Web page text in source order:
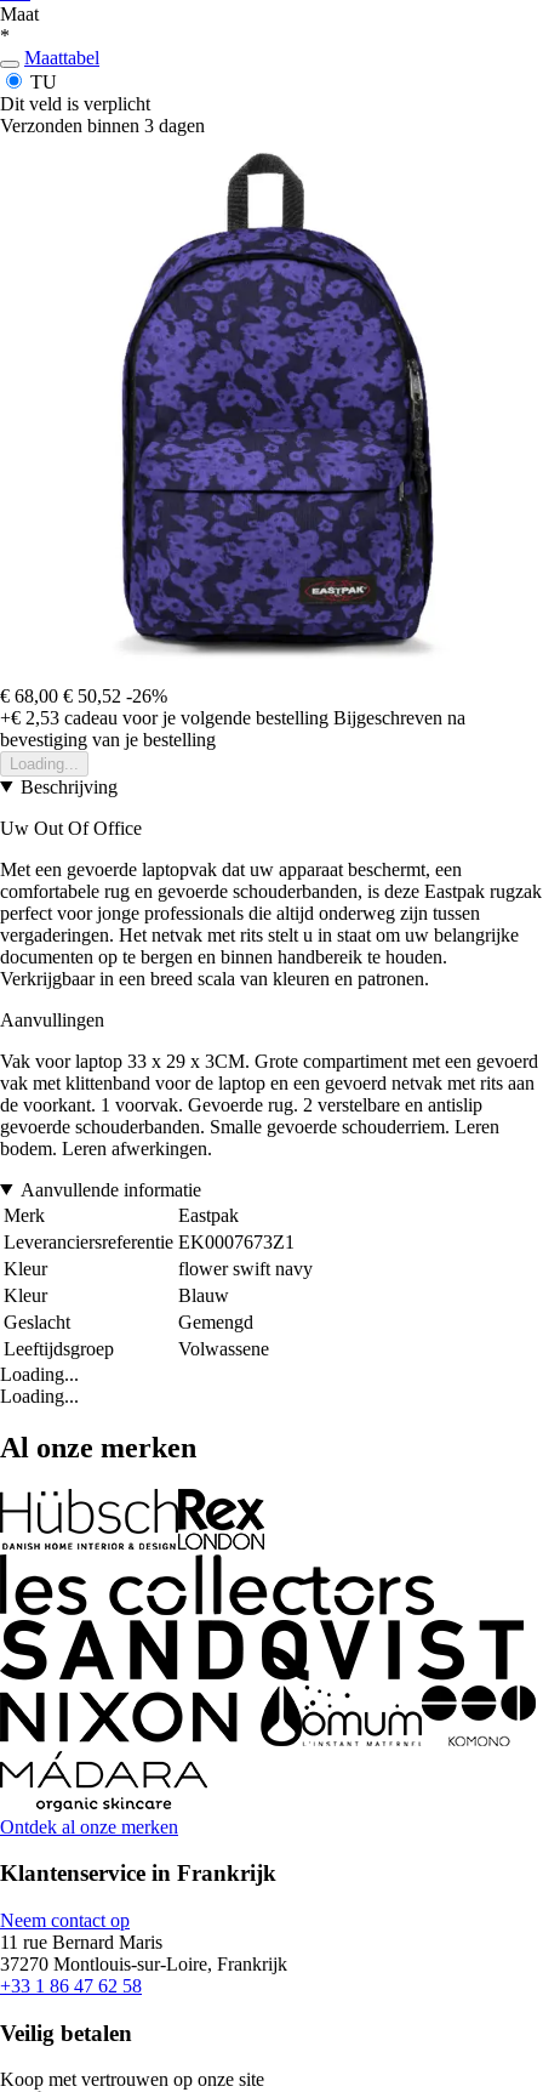
Maat
*
Maattabel
TU
Dit veld is verplicht
Verzonden binnen 3 dagen
€ 68,00 € 50,52 -26%
+€ 2,53 cadeau voor je volgende bestelling Bijgeschreven na
bevestiging van je bestelling
Loading...
Beschrijving
Uw Out Of Office
Met een gevoerde laptopvak dat uw apparaat beschermt, een
comfortabele rug en gevoerde schouderbanden, is deze Eastpak rugzak
perfect voor jonge professionals die altijd onderweg zijn tussen
vergaderingen. Het netvak met rits stelt u in staat om uw belangrijke
documenten op te bergen en binnen handbereik te houden.
Verkrijgbaar in een breed scala van kleuren en patronen.
Aanvullingen
Vak voor laptop 33 x 29 x 3CM. Grote compartiment met een gevoerd
vak met klittenband voor de laptop en een gevoerd netvak met rits aan
de voorkant. 1 voorvak. Gevoerde rug. 2 verstelbare en antislip
gevoerde schouderbanden. Smalle gevoerde schouderriem. Leren
bodem. Leren afwerkingen.
Aanvullende informatie
Merk
Eastpak
Leveranciersreferentie EK0007673Z1
Kleur
flower swift navy
Kleur
Blauw
Geslacht
Gemengd
Leeftijdsgroep
Volwassene
Loading...
Loading...
Al onze merken
Ontdek al onze merken
Klantenservice in Frankrijk
Neem contact op
11 rue Bernard Maris
37270 Montlouis-sur-Loire, Frankrijk
+33 1 86 47 62 58
Veilig betalen
Koop met vertrouwen op onze site